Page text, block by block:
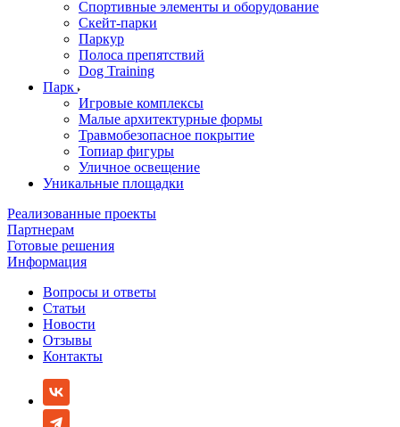
Спортивные элементы и оборудование
Скейт-парки
Паркур
Полоса препятствий
Dog Training
Парк
Игровые комплексы
Малые архитектурные формы
Травмобезопасное покрытие
Топиар фигуры
Уличное освещение
Уникальные площадки
Реализованные проекты
Партнерам
Готовые решения
Информация
Вопросы и ответы
Статьи
Новости
Отзывы
Контакты